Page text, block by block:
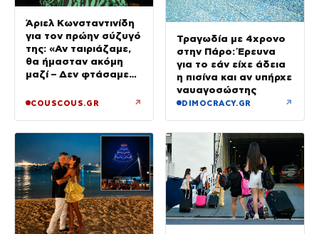
Άριελ Κωνσταντινίδη
για τον πρώην σύζυγό
της: «Αν ταιριάζαμε,
θα ήμασταν ακόμη
μαζί – Δεν φτάσαμε
COUSCOUS.GR ↗
Τραγωδία με 4χρονο
στην Πάρο: Έρευνα
για το εάν είχε άδεια
η πισίνα και αν υπήρχε
ναυαγοσώστης
DIMOCRACY.GR ↗